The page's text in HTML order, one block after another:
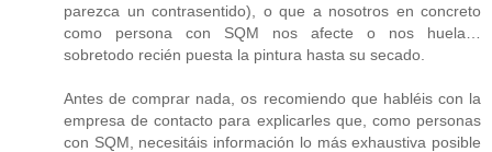
parezca un contrasentido), o que a nosotros en concreto
como persona con SQM nos afecte o nos huela…
sobretodo recién puesta la pintura hasta su secado.
Antes de comprar nada, os recomiendo que habléis con la
empresa de contacto para explicarles que, como personas
con SQM, necesitáis información lo más exhaustiva posible